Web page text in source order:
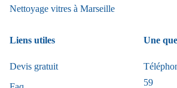
Nettoyage vitres à Marseille
Liens utiles
Devis gratuit
Une
59